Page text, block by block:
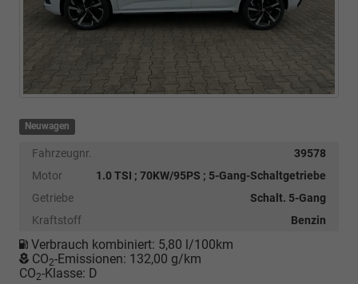
Neuwagen
Fahrzeugnr.
39578
Motor
1.0 TSI ; 70KW/95PS ; 5-Gang-Schaltgetriebe
Getriebe
Schalt. 5-Gang
Kraftstoff
Benzin
Verbrauch kombiniert: 5,80 l/100km
CO2-Emissionen: 132,00 g/km
CO2-Klasse: D